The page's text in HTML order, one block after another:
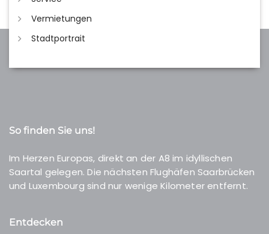
Vermietungen
Stadtportrait
So finden Sie uns!
Im Herzen Europas, direkt an der A8 im idyllischen
Saartal gelegen. Die nächsten Flughäfen Saarbrücken
und Luxembourg sind nur wenige Kilometer entfernt.
Entdecken